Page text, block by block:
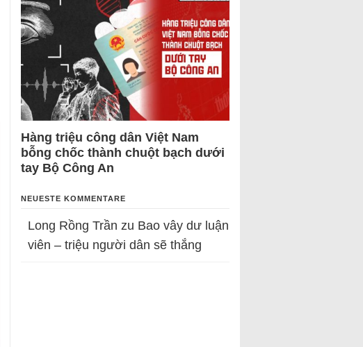
Hàng triệu công dân Việt Nam
bỗng chốc thành chuột bạch dưới
tay Bộ Công An
NEUESTE KOMMENTARE
Long Rồng Trần zu Bao vây dư luận
viên – triệu người dân sẽ thắng